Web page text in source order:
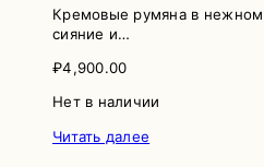
Кремовые румяна в нежном
сияние и…
₽4,900.00
Нет в наличии
Читать далее